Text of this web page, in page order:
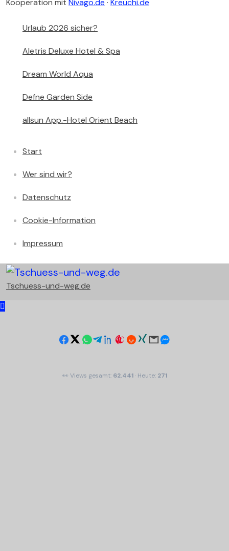
Kooperation mit Nivago.de · Kreuchi.de
Urlaub 2026 sicher?
Aletris Deluxe Hotel & Spa
Dream World Aqua
Defne Garden Side
allsun App.-Hotel Orient Beach
Start
Wer sind wir?
Datenschutz
Cookie-Information
Impressum
Tschuess-und-weg.de
👀 Views gesamt: 62.441· Heute: 271